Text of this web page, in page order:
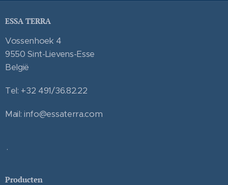
ESSA TERRA
Vossenhoek 4
9550 Sint-Lievens-Esse
België
Tel: +32 491/36.82.22
Mail: info@essaterra.com
.
Producten